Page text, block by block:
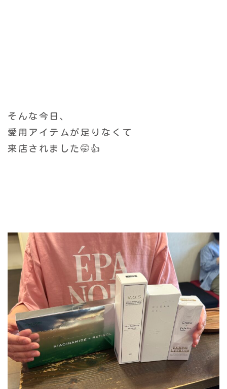
そんな今日、
愛用アイテムが足りなくて
来店されました🤭👍